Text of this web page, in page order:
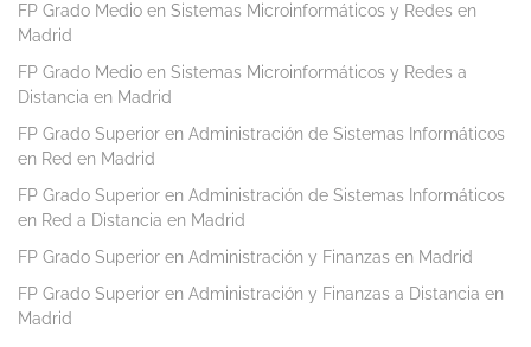
FP Grado Medio en Sistemas Microinformáticos y Redes en
Madrid
FP Grado Medio en Sistemas Microinformáticos y Redes a
Distancia en Madrid
FP Grado Superior en Administración de Sistemas Informáticos
en Red en Madrid
FP Grado Superior en Administración de Sistemas Informáticos
en Red a Distancia en Madrid
FP Grado Superior en Administración y Finanzas en Madrid
FP Grado Superior en Administración y Finanzas a Distancia en
Madrid